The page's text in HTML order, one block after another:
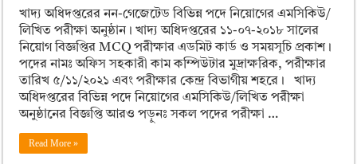
খাদ্য অধিদপ্তরের নন-গেজেটেড বিভিন্ন পদে নিয়োগের এমসিকিউ/
লিখিত পরীক্ষা অনুষ্ঠান। খাদ্য অধিদপ্তরের ১১-০৭-২০১৮ সালের
নিয়োগ বিজ্ঞপ্তির MCQ পরীক্ষার এডমিট কার্ড ও সময়সূচি প্রকাশ।
পদের নামঃ অফিস সহকারী কাম কম্পিউটার মুদ্রাক্ষরিক, পরীক্ষার
তারিখ ৫/১১/২০২১ এবং পরীক্ষার কেন্দ্র বিভাগীয় শহরে। খাদ্য
অধিদপ্তরের বিভিন্ন পদে নিয়োগের এমসিকিউ/লিখিত পরীক্ষা
অনুষ্ঠানের বিজ্ঞপ্তি আরও পড়ুনঃ সকল পদের পরীক্ষা …
Read More »